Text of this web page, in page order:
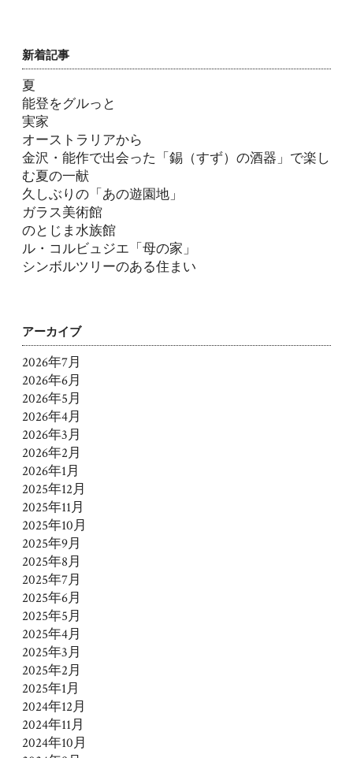
新着記事
夏
能登をグルっと
実家
オーストラリアから
金沢・能作で出会った「錫（すず）の酒器」で楽し
む夏の一献
久しぶりの「あの遊園地」
ガラス美術館
のとじま水族館
ル・コルビュジエ「母の家」
シンボルツリーのある住まい
アーカイブ
2026年7月
2026年6月
2026年5月
2026年4月
2026年3月
2026年2月
2026年1月
2025年12月
2025年11月
2025年10月
2025年9月
2025年8月
2025年7月
2025年6月
2025年5月
2025年4月
2025年3月
2025年2月
2025年1月
2024年12月
2024年11月
2024年10月